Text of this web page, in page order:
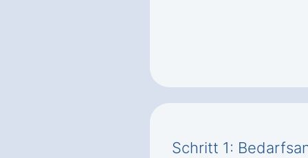
Schritt 1: